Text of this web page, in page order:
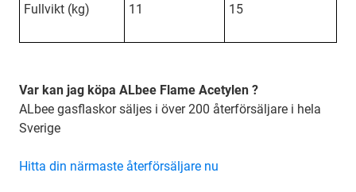
Fullvikt (kg) 11 15
Var kan jag köpa ALbee Flame Acetylen ?
ALbee gasflaskor säljes i över 200 återförsäljare i hela
Sverige
Hitta din närmaste återförsäljare nu